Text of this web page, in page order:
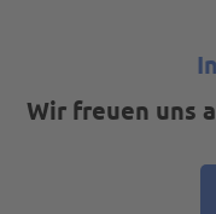
Wir freuen uns